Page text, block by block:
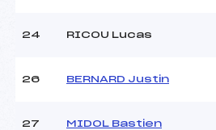
24 RICOU Lucas
26 BERNARD Justin
27 MIDOL Bastien